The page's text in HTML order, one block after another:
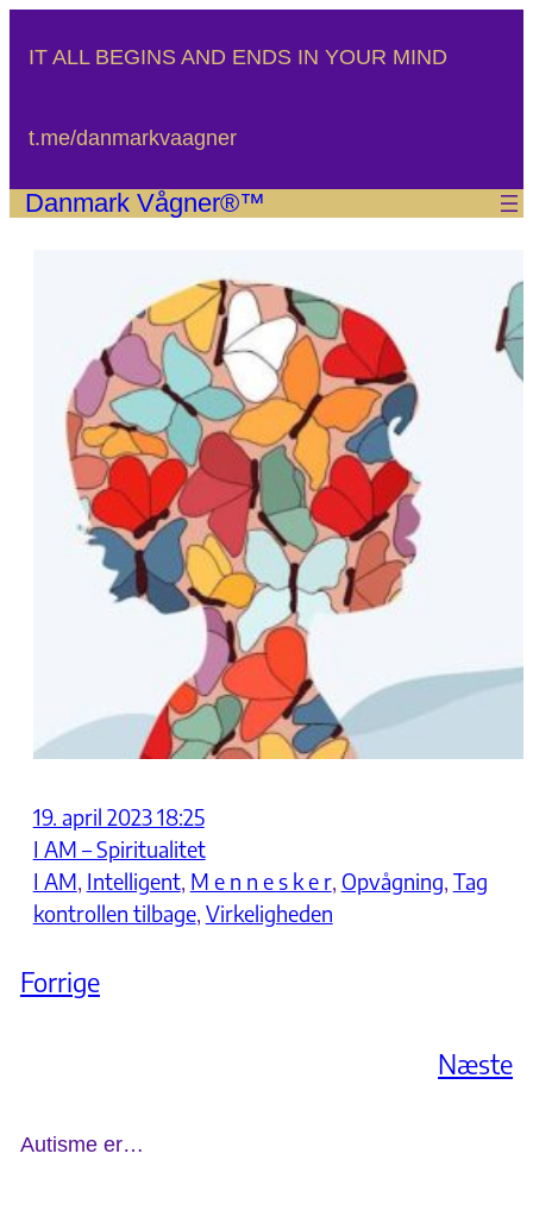
IT ALL BEGINS AND ENDS IN YOUR MIND
t.me/danmarkvaagner
Danmark Vågner®™
19. april 2023 18:25
I AM – Spiritualitet
I AM, Intelligent, M e n n e s k e r, Opvågning, Tag
kontrollen tilbage, Virkeligheden
Forrige
Næste
Autisme er…